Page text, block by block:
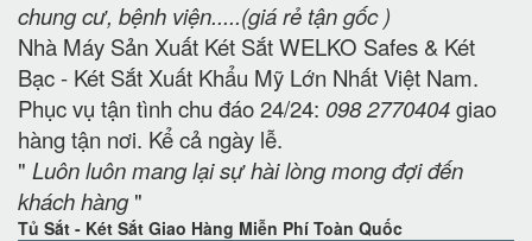
chung cư, bệnh viện.....(giá rẻ tận gốc )
Nhà Máy Sản Xuất Két Sắt WELKO Safes & Két
Bạc - Két Sắt Xuất Khẩu Mỹ Lớn Nhất Việt Nam.
Phục vụ tận tình chu đáo 24/24: 098 2770404giao
hàng tận nơi. Kể cả ngày lễ.
" Luôn luôn mang lại sự hài lòng mong đợi đến
khách hàng"
Tủ Sắt - Két Sắt Giao Hàng Miễn Phí Toàn Quốc